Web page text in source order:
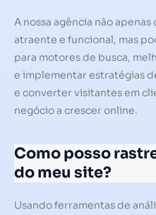
A nossa agência não
atraente e funcional, mas
para motores de busca,
e implementar estratégias
e converter visitantes em
negócio a crescer online.
Como posso
do meu site?
Usando ferramentas de